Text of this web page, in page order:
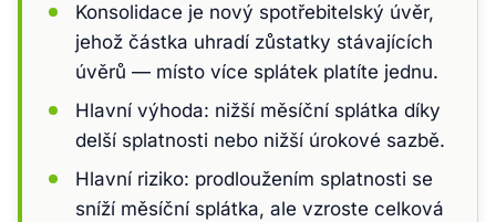
Konsolidace je nový spotřebitelský úvěr,
jehož částka uhradí zůstatky stávajících
úvěrů — místo více splátek platíte jednu.
Hlavní výhoda: nižší měsíční splátka díky
delší splatnosti nebo nižší úrokové sazbě.
Hlavní riziko: prodloužením splatnosti se
sníží měsíční splátka, ale vzroste celková